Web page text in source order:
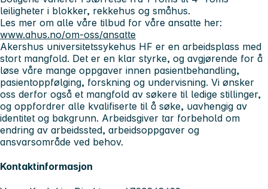
leiligheter i blokker, rekkehus og småhus.
Les mer om alle våre tilbud for våre ansatte her:
www.ahus.no/om-oss/ansatte
Akershus universitetssykehus HF er en arbeidsplass med
stort mangfold. Det er en klar styrke, og avgjørende for å
løse våre mange oppgaver innen pasientbehandling,
pasientoppfølging, forskning og undervisning. Vi ønsker
oss derfor også et mangfold av søkere til ledige stillinger,
og oppfordrer alle kvalifiserte til å søke, uavhengig av
identitet og bakgrunn. Arbeidsgiver tar forbehold om
endring av arbeidssted, arbeidsoppgaver og
ansvarsområde ved behov.
Kontaktinformasjon